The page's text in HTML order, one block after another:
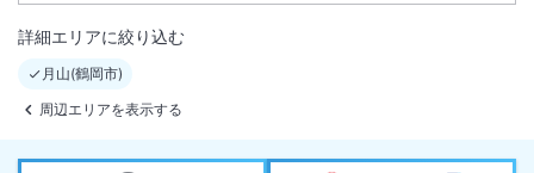
詳細エリアに絞り込む
月山(鶴岡市)
周辺エリアを表示する